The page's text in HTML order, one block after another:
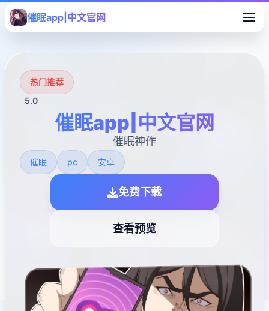
催眠app|中文官网
热门推荐
5.0
催眠app|中文官网
催眠神作
催眠 pc 安卓
免费下载
查看预览